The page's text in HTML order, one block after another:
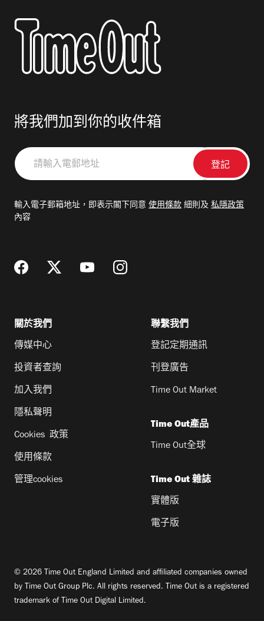
將我們加到你的收件箱
請
輸
郵
輸入電子郵箱地址，即表示閣下同意 使用條款 細則及 私隱政策
內容
關於我們
傳媒中心
投資者查詢
加入我們
隱私聲明
Cookies 政策
使用條款
管理cookies
聯繫我們
登記定期通訊
刊登廣告
Time Out Market
Time Out產品
Time Out全球
Time Out 雜誌
實體版
電子版
© 2026 Time Out England Limited and affiliated companies owned
by Time Out Group Plc. All rights reserved. Time Out is a registered
trademark of Time Out Digital Limited.